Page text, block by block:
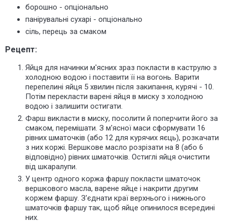
борошно - опціонально
панірувальні сухарі - опціонально
сіль, перець за смаком
Рецепт:
Яйця для начинки м'ясних зраз покласти в каструлю з
холодною водою і поставити її на вогонь. Варити
перепелині яйця 5 хвилин після закипання, курячі - 10.
Потім перекласти варені яйця в миску з холодною
водою і залишити остигати.
Фарш викласти в миску, посолити й поперчити його за
смаком, перемішати. З м'ясної маси сформувати 16
рівних шматочків (або 12 для курячих яєць), розкачати
з них коржі. Вершкове масло розрізати на 8 (або 6
відповідно) рівних шматочків. Остиглі яйця очистити
від шкаралупи.
У центр одного коржа фаршу покласти шматочок
вершкового масла, варене яйце і накрити другим
коржем фаршу. З'єднати краї верхнього і нижнього
шматочків фаршу так, щоб яйце опинилося всередині
них.